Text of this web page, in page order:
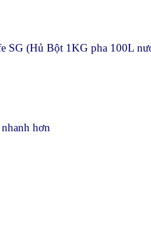
SG (Hủ Bột 1KG pha 100L
hơn